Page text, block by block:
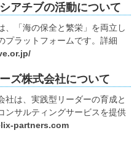
アチブの活動について
、「海の保全と繁栄」を両立し
プラットフォームです。詳細
ズ株式会社について
社は、実践型リーダーの育成と
ンサルティングサービスを提供
partners.com